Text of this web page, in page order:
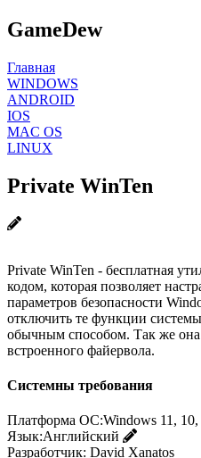
GameDew
Главная
WINDOWS
ANDROID
IOS
MAC OS
LINUX
Private WinTen
Private WinTen - бесплатная
кодом, которая позволяет
параметров безопасности
отключить те функции
обычным способом. Так же она
встроенного файервола.
Системны требования
Платформа ОС:Windows 11,
Язык:Английский
Разработчик: David Xanatos